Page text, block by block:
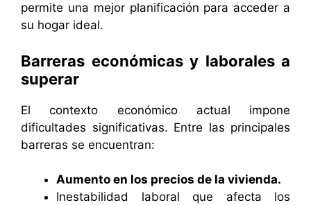
permite una mejor planificación para acceder a
su hogar ideal.
Barreras económicas y laborales a
superar
El contexto económico actual impone
dificultades significativas. Entre las principales
barreras se encuentran:
Aumento en los precios de la vivienda.
Inestabilidad laboral que afecta los